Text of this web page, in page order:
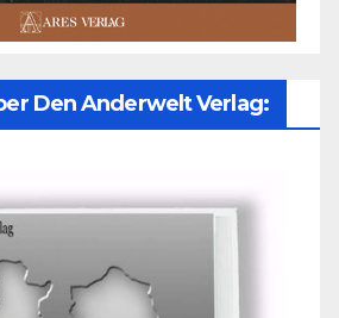
Den Anderwelt Verlag: